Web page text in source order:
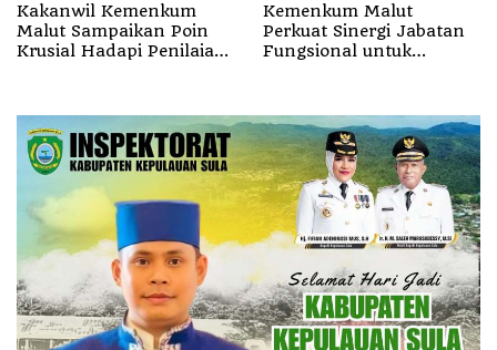
Kakanwil Kemenkum
Malut Sampaikan Poin
Krusial Hadapi Penilaian
Kemenkum Malut
Perkuat Sinergi Jabatan
Fungsional untuk